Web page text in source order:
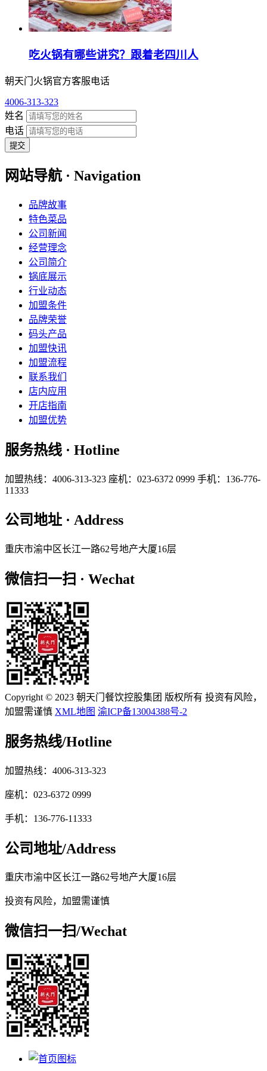
吃火锅有哪些讲究？跟着老四川人
朝天门火锅官方客服电话
4006-313-323
姓名
电话
提交
网站导航 · Navigation
品牌故事
特色菜品
公司新闻
经营理念
公司简介
锅底展示
行业动态
加盟条件
品牌荣誉
码头产品
加盟快讯
加盟流程
联系我们
店内应用
开店指南
加盟优势
服务热线 · Hotline
加盟热线：4006-313-323 座机：023-6372 0999 手机：136-776-
11333
公司地址 · Address
重庆市渝中区长江一路62号地产大厦16层
微信扫一扫 · Wechat
Copyright © 2023 朝天门餐饮控股集团 版权所有 投资有风险，
加盟需谨慎 XML地图 渝ICP备13004388号-2
服务热线/Hotline
加盟热线：4006-313-323
座机：023-6372 0999
手机：136-776-11333
公司地址/Address
重庆市渝中区长江一路62号地产大厦16层
投资有风险，加盟需谨慎
微信扫一扫/Wechat